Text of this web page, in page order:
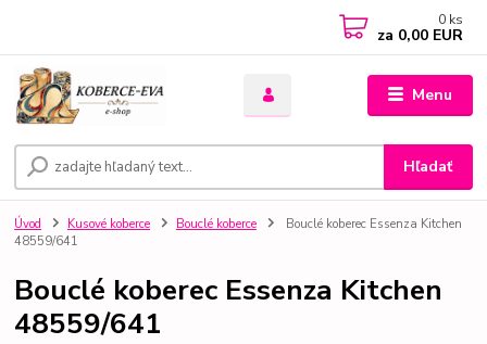
Menu
Hľadať
0 ks
za 0,00 EUR
Úvod Kusové koberce Bouclé koberce
Bouclé koberec Essenza Kitchen
48559/641
Bouclé koberec Essenza Kitchen
48559/641